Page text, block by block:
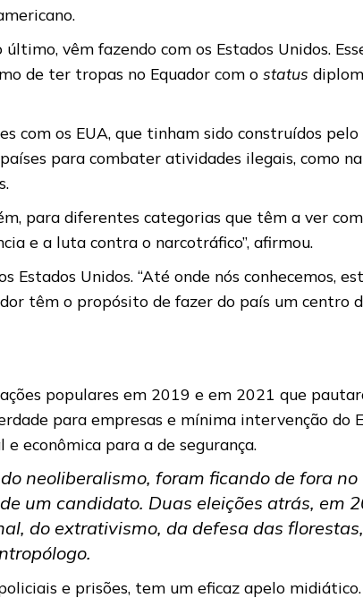
vêm fazendo com os Estados Unidos.
de ter tropas no Equador com ostatus
com os EUA, que tinham sido construídos
para combater atividades ilegais, como
para diferentes categorias que têm a ver
e a luta contra o narcotráfico”, afirmou.
Unidos. “Até onde nós conhecemos,
têm o propósito de fazer do país um centro
populares em 2019 e em 2021 que
para empresas e mínima intervenção do
econômica para a de segurança.
neoliberalismo, foram ficando de fora
um candidato. Duas eleições atrás, em
do extrativismo, da defesa das
e prisões, tem um eficaz apelo midiático.